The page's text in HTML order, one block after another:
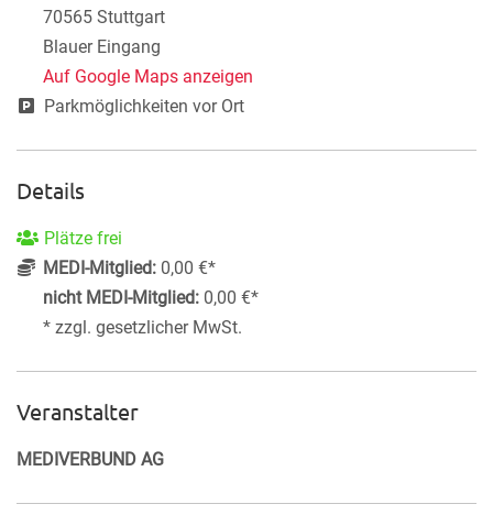
70565 Stuttgart
Blauer Eingang
Auf Google Maps anzeigen
Parkmöglichkeiten vor Ort
Details
Plätze frei
MEDI-Mitglied: 0,00 €*
nicht MEDI-Mitglied: 0,00 €*
* zzgl. gesetzlicher MwSt.
Veranstalter
MEDIVERBUND AG